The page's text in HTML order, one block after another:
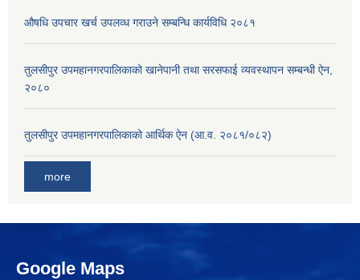
औषधि उपचार खर्च उपलव्ध गराउने सम्बन्धि कार्यविधि २०८१
तुलसीपुर उपमहानगरपालिकाको खानेपानी तथा सरसफाई व्यवस्थापन सम्बन्धी ऐन,
२०८०
तुलसीपुर उपमहानगरपालिकाको आर्थिक ऐन (आ.व. २०८१/०८२)
more
Google Maps